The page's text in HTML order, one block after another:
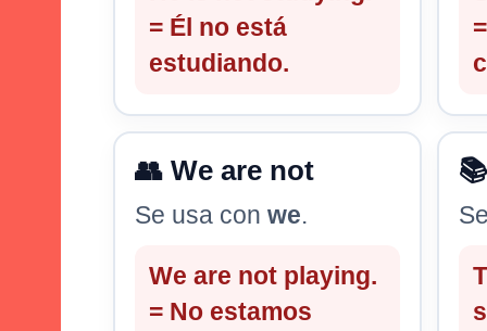
= Él no está
estudiando.
👥 We are not
Se usa con we.
We are not playing.
= No estamos